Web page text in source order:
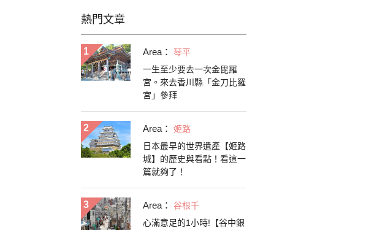
熱門文章
Area：
琴平
一生至少要去一次金毘羅
宮。來去香川縣「金刀比羅
宮」參拜
Area：
姬路
日本最早的世界遺產【姬路
城】的歷史與看點！看這一
篇就夠了！
Area：
谷根千
心滿意足的1小時!【谷中銀